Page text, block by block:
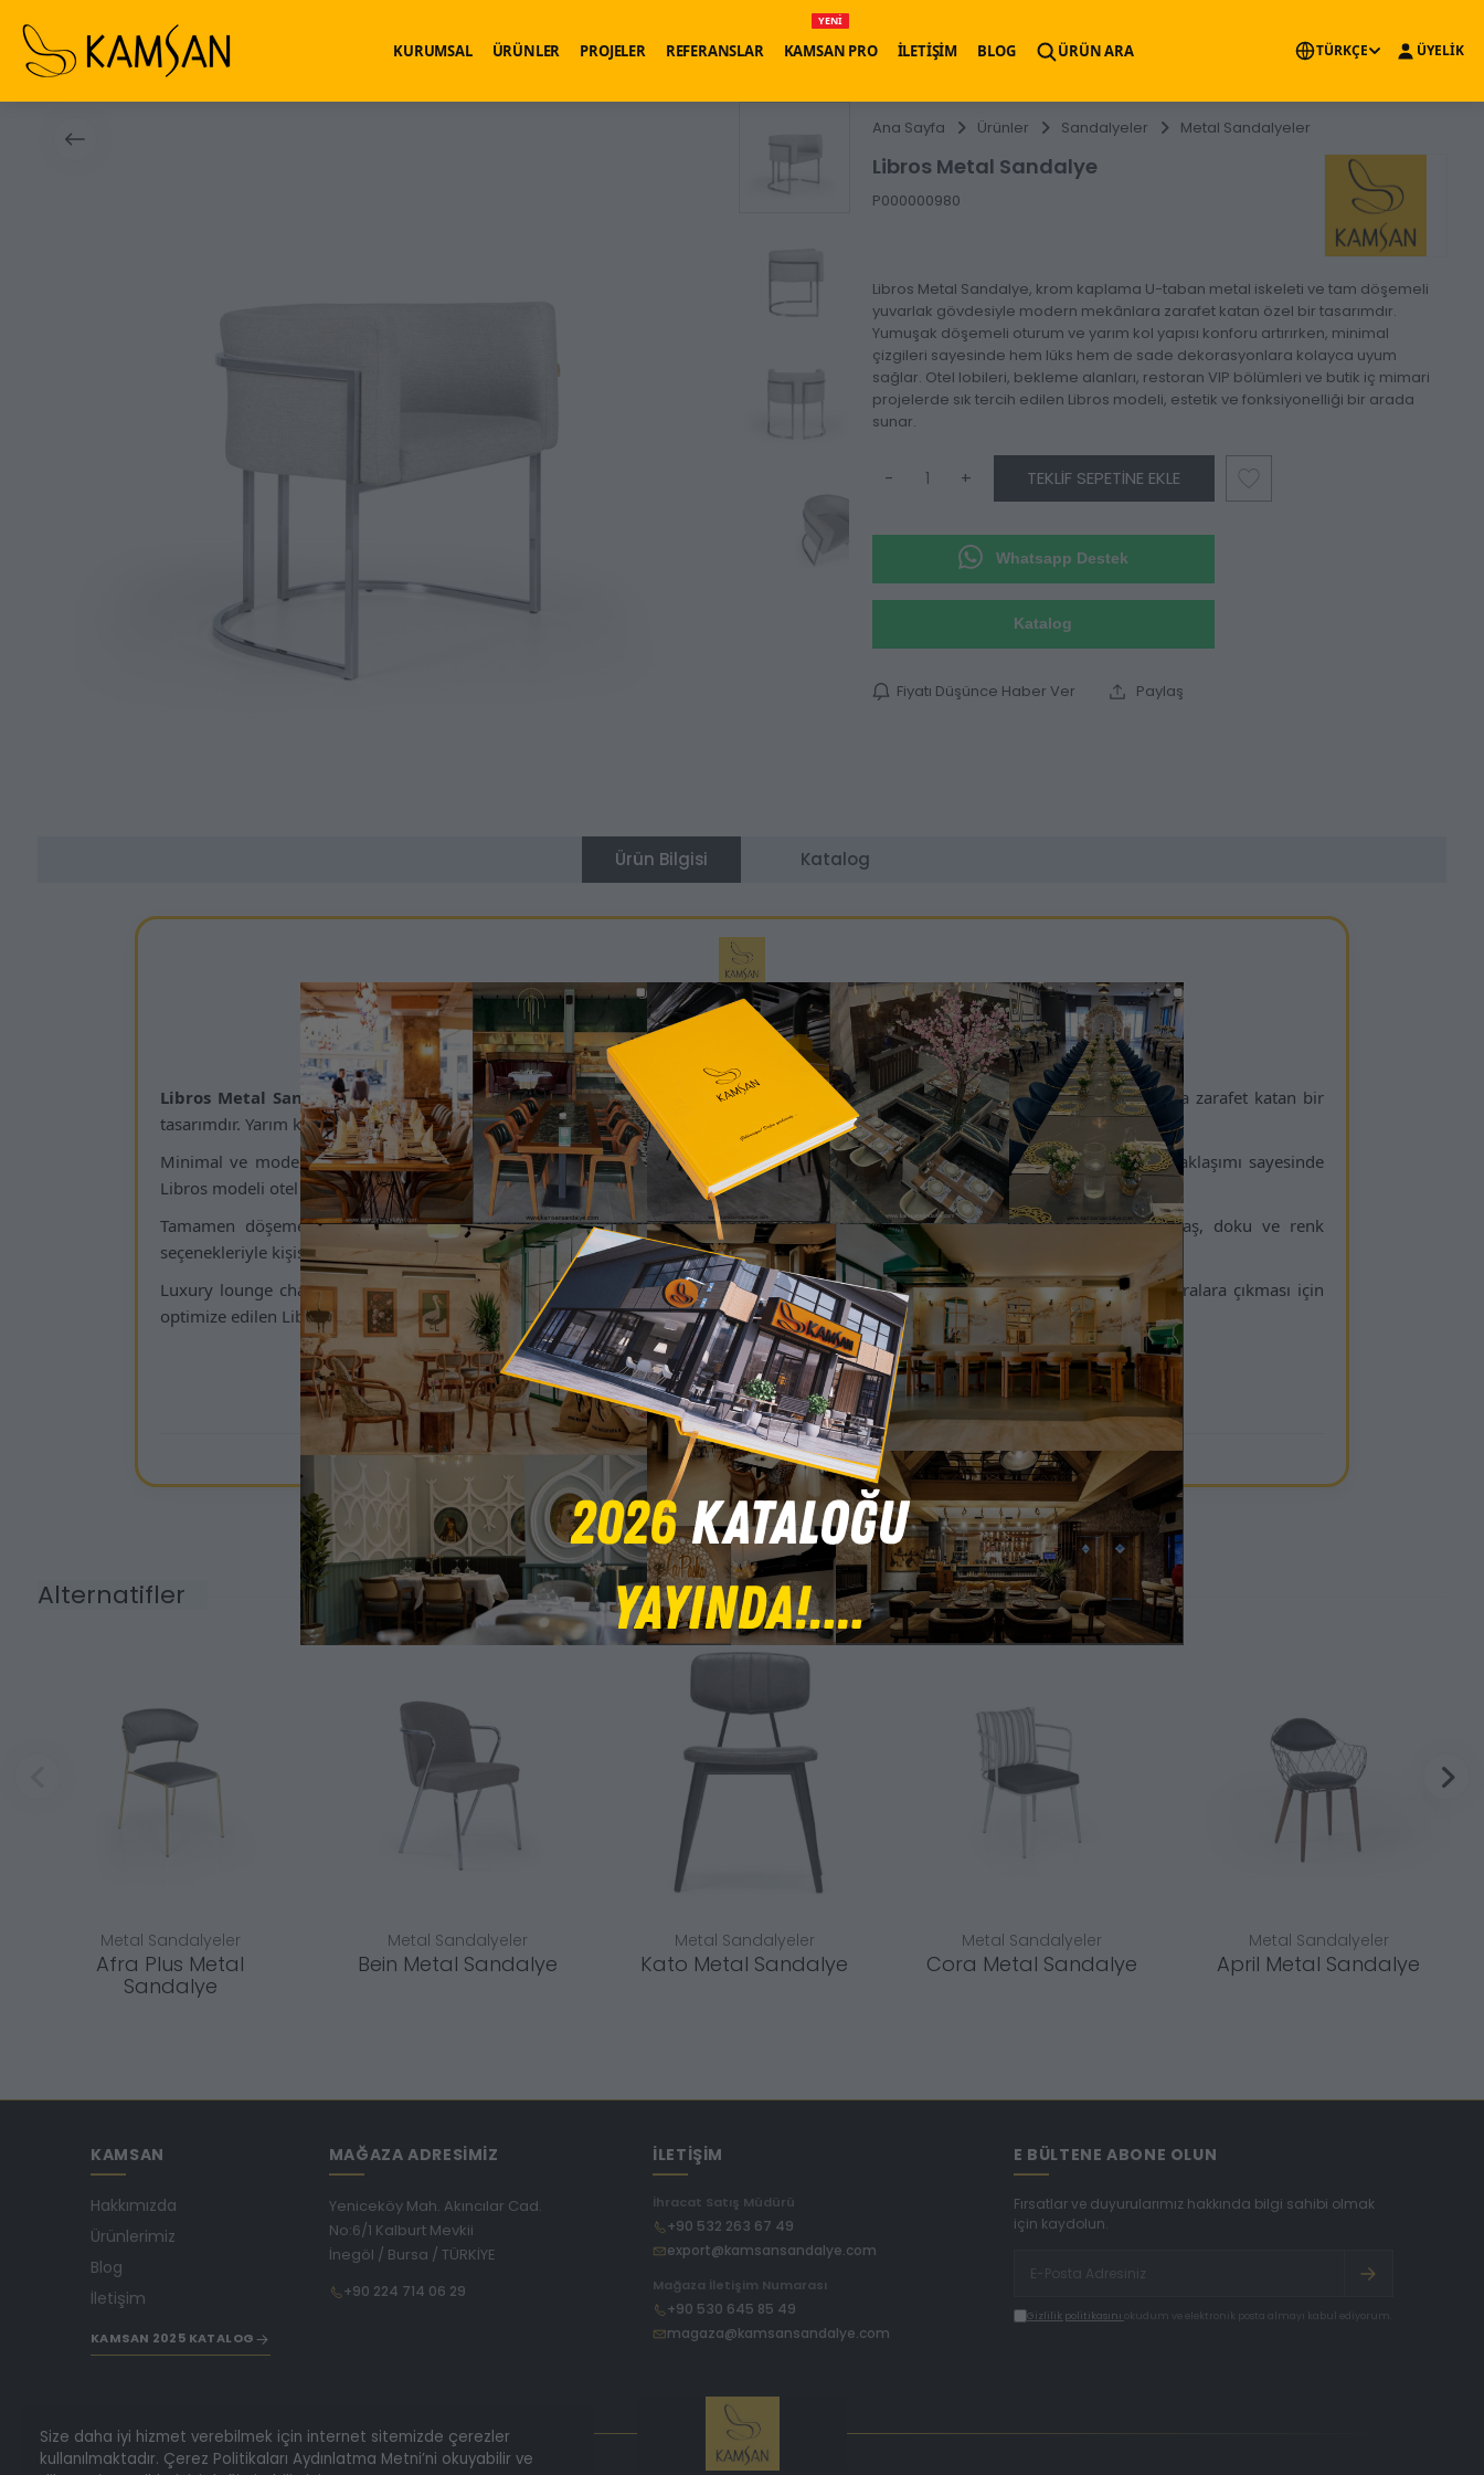
KURUMSAL ÜRÜNLER PROJELER REFERANSLAR
YENİ
KAMSAN PRO İLETİŞİM BLOG ÜRÜN ARA TÜRKÇE ÜYELİK
Ana Sayfa Ürünler Sandalyeler Metal Sandalyeler
Libros Metal Sandalye
P000000980
Libros Metal Sandalye, krom kaplama U-taban metal iskeleti ve tam döşemeli
yuvarlak gövdesiyle modern mekânlara zarafet katan özel bir tasarımdır.
Yumuşak döşemeli oturum ve yarım kol yapısı konforu artırırken, minimal
çizgileri sayesinde hem lüks hem de sade dekorasyonlara kolayca uyum
sağlar. Otel lobileri, bekleme alanları, restoran VIP bölümleri ve butik iç mimari
projelerde sık tercih edilen Libros modeli, estetik ve fonksiyonelliği bir arada
sunar.
- + TEKLIF SEPETINE EKLE
Whatsapp Destek
Katalog
Fiyatı Düşünce Haber Ver Paylaş
Ürün Bilgisi Katalog
Libros Metal Sandalye
Kamsan Sandalye – Bursa İnegöl Mobilya • Modern – Metal – Lüks Tasarım
Libros Metal Sandalye, krom kaplama modern U-taban metal iskeleti ve tam döşemeli yuvarlak oturum yapısıyla lüks mekânlara zarafet katan bir
tasarımdır. Yarım kol yapısı konforu artırarak kullanıcıyı doğal şekilde sarar ve lounge tarzı bir oturum hissi sunar.
Minimal ve modern çizgilere sahip krom metal iskelet, sandalyeye hem sağlamlık hem de görsel hafiflik kazandırır. Bu tasarım yaklaşımı sayesinde
Libros modeli otel lobileri, restoran VIP alanları, bekleme salonları ve butik iç mimari projelerde dekoratif bir odak noktası oluşturur.
Tamamen döşemeli gövdesi; konforlu oturum hissi, yumuşak doku ve premium bir görüntü sunar. Projeye göre farklı kumaş, doku ve renk
seçenekleriyle kişiselleştirilebilmesi, modeli farklı konseptlerde kullanılabilir hale getirir.
Luxury lounge chair, chrome metal chair, modern armchair, hotel lobby seating ve project furniture gibi anahtar kelimelerde üst sıralara çıkması için
optimize edilen Libros Metal Sandalye, zamansız estetiğiyle her mekâna değer katan bir tasarım sunar.
Ürünü Katalogda Hemen İncele
© 2025 Kamsan Sandalye - Bursa İnegöl Mobilya – Tüm Hakları Saklıdır
Alternatifler
Metal Sandalyeler
Afra Plus Metal
Sandalye
Metal Sandalyeler
Bein Metal Sandalye
Metal Sandalyeler
Kato Metal Sandalye
Metal Sandalyeler
Cora Metal Sandalye
Metal Sandalyeler
April Metal Sandalye
KAMSAN
Hakkımızda
Ürünlerimiz
Blog
İletişim
KAMSAN 2025 KATALOG
MAĞAZA ADRESİMİZ
Yeniceköy Mah. Akıncılar Cad.
No:6/1 Kalburt Mevkii
İnegöl / Bursa / TÜRKİYE
+90 224 714 06 29
İLETİŞİM
İhracat Satış Müdürü
+90 532 263 67 49
export@kamsansandalye.com
Mağaza İletişim Numarası
+90 530 645 85 49
magaza@kamsansandalye.com
E BÜLTENE ABONE OLUN
Fırsatlar ve duyurularımız hakkında bilgi sahibi olmak
için kaydolun.
Gizlilik politikasını okudum ve elektronik posta almayı kabul ediyorum.
Size daha iyi hizmet verebilmek için internet sitemizde çerezler
kullanılmaktadır. Çerez Politikaları Aydınlatma Metni’ni okuyabilir ve
×